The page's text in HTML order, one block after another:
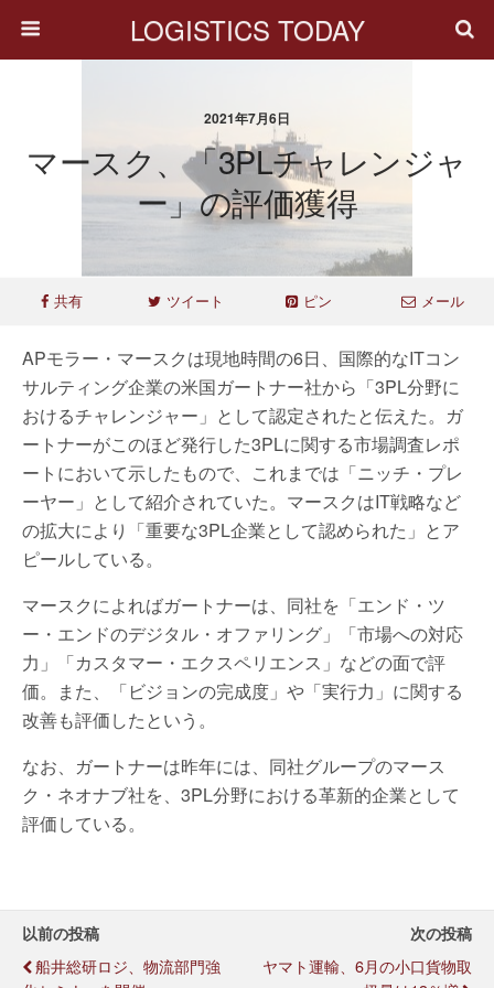
LOGISTICS TODAY
2021年7月6日
マースク、「3PLチャレンジャ
ー」の評価獲得
共有 ツイート ピン メール
APモラー・マースクは現地時間の6日、国際的なITコン
サルティング企業の米国ガートナー社から「3PL分野に
おけるチャレンジャー」として認定されたと伝えた。ガ
ートナーがこのほど発行した3PLに関する市場調査レポ
ートにおいて示したもので、これまでは「ニッチ・プレ
ーヤー」として紹介されていた。マースクはIT戦略など
の拡大により「重要な3PL企業として認められた」とア
ピールしている。
マースクによればガートナーは、同社を「エンド・ツ
ー・エンドのデジタル・オファリング」「市場への対応
力」「カスタマー・エクスペリエンス」などの面で評
価。また、「ビジョンの完成度」や「実行力」に関する
改善も評価したという。
なお、ガートナーは昨年には、同社グループのマース
ク・ネオナブ社を、3PL分野における革新的企業として
評価している。
以前の投稿
船井総研ロジ、物流部門強
次の投稿
ヤマト運輸、6月の小口貨物取